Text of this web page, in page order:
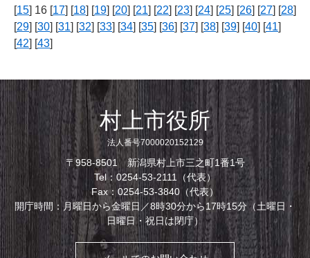
[15] 16 [17] [18] [19] [20] [21] [22] [23] [24] [25] [26] [27] [28]
[29] [30] [31] [32] [33] [34] [35] [36] [37] [38] [39] [40] [41]
[42] [43]
村上市役所
法人番号7000020152129
〒958-8501 新潟県村上市三之町1番1号
Tel：0254-53-2111（代表）
Fax：0254-53-3840（代表）
開庁時間：月曜日から金曜日／8時30分から17時15分（土曜日・
日曜日・祝日は閉庁）